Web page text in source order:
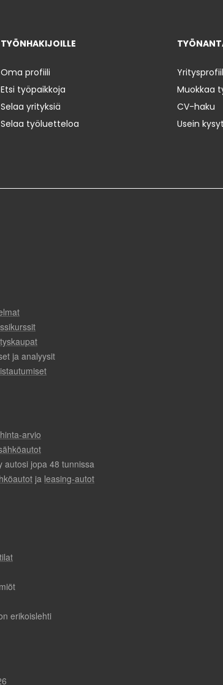
TYÖNHAKIJOILLE
Oma profiili
Etsi työpaikkoja
Selaa yrityksiä
Selaa työluetteloa
Muokkaa
CV-haku
Usein